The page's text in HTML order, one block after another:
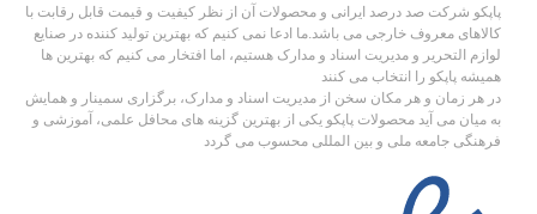
پاپکو شرکت صد درصد ایرانی و محصولات آن از نظر کیفیت و قیمت قابل رقابت با
کالاهای معروف خارجی می باشد.ما ادعا نمی کنیم که بهترین تولید کننده در صنایع
لوازم التحریر و مدیریت اسناد و مدارک هستیم، اما افتخار می کنیم که بهترین ها
همیشه پاپکو را انتخاب می کنند
در هر زمان و هر مکان سخن از مدیریت اسناد و مدارک، برگزاری سمینار و همایش
به میان می آید محصولات پاپکو یکی از بهترین گزینه های محافل علمی، آموزشی و
فرهنگی جامعه ملی و بین المللی محسوب می گردد